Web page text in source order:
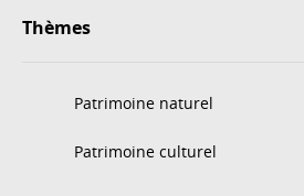
Thèmes
Patrimoine naturel
Patrimoine culturel